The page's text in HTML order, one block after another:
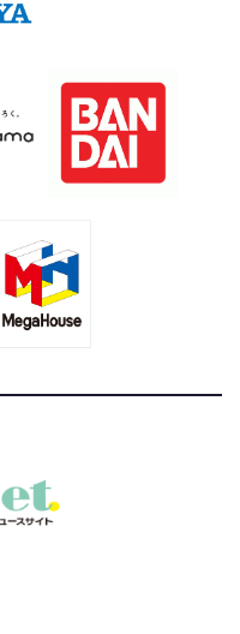
ゃ・ホビー」の総合ニュ